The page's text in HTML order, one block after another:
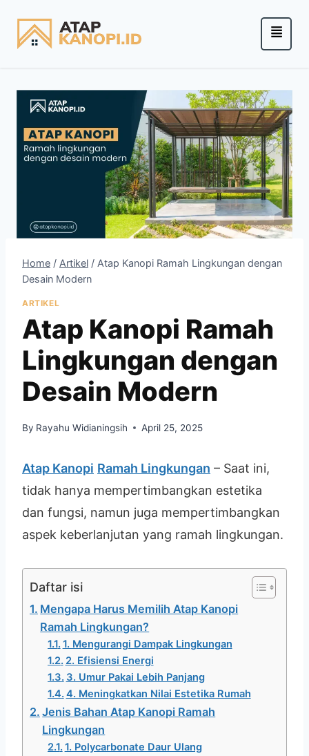
Home / Artikel / Atap Kanopi Ramah Lingkungan dengan
Desain Modern
ARTIKEL
Atap Kanopi Ramah
Lingkungan dengan
Desain Modern
By Rayahu Widianingsih April 25, 2025
Atap Kanopi Ramah Lingkungan – Saat ini,
tidak hanya mempertimbangkan estetika
dan fungsi, namun juga mempertimbangkan
aspek keberlanjutan yang ramah lingkungan.
Daftar isi
Mengapa Harus Memilih Atap Kanopi
Ramah Lingkungan?
1. Mengurangi Dampak Lingkungan
2. Efisiensi Energi
3. Umur Pakai Lebih Panjang
4. Meningkatkan Nilai Estetika Rumah
Jenis Bahan Atap Kanopi Ramah
Lingkungan
1. Polycarbonate Daur Ulang